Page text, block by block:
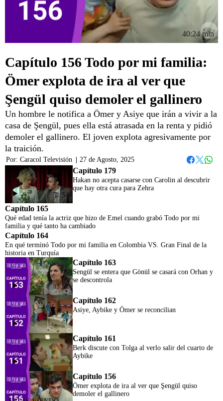
40:24 min
Capítulo 156 Todo por mi familia:
Ömer explota de ira al ver que
Şengül quiso demoler el gallinero
Un hombre le notifica a Ömer y Asiye que irán a vivir a la
casa de Şengül, pues ella está atrasada en la renta y pidió
demoler el gallinero. El joven explota agresivamente por
la traición.
Por: Caracol Televisión
27 de Agosto, 2025
51:54
Capítulo 179
Hakan no acepta casarse con Carolin al descubrir
que hay otra cura para Zehra
Capítulo 165
Qué edad tenía la actriz que hizo de Emel cuando grabó Todo por mi
familia y qué tanto ha cambiado
Capítulo 164
En qué terminó Todo por mi familia en Colombia VS. Gran Final de la
historia en Turquía
33:53
Capítulo 163
Sengül se entera que Gönül se casará con Orhan y
se descontrola
Capítulo 162
Asiye, Aybike y Ömer se reconcilian
Capítulo 161
Berk discute con Tolga al verlo salir del cuarto de
Aybike
Capítulo 156
Ömer explota de ira al ver que Şengül quiso
demoler el gallinero